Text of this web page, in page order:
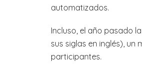
automatizados.
Incluso, el año pasado
sus siglas en inglés),
participantes.